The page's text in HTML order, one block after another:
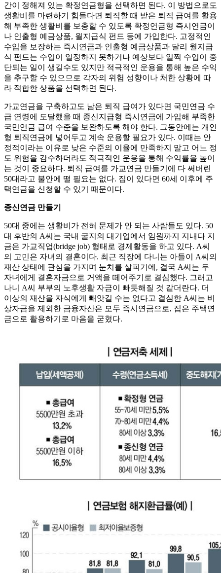
간이 정해져 있는 확정연금형을 선택하면 된다. 이 방법으로도
생활비를 마련하기 힘들다면 퇴직할 때 받은 퇴직 급여를 활용
해 부족한 생활비를 보충할 수 있도록 확정연금형 즉시연금이
나 인출형 예금상품, 월지급식 펀드 등에 가입한다. 고정적인
수입을 보장하는 즉시연금과 인출형 예금상품과 달리 월지급
식 펀드는 수입이 일정하지 못하거나 예상보다 일찍 수입이 중
단되는 일이 생길수도 있지만 적극적인 운용을 통해 높은 수익
을 추구할 수 있으므로 각자의 위험 성향이나 처한 상황에 따
라 적합한 상품을 선택하면 된다.
가교연금을 구축하고도 남은 퇴직 급여가 있다면 국민연금 수
급 연령에 도달했을 때 종신지급형 즉시연금에 가입해 부족한
국민연금 급여 수준을 보완하도록 해야 한다. 그동안에는 개인
형 퇴직연금에 넣어두고 계속 운용할 필요가 있다. 이때는 안
정적이라는 이유로 낮은 수준의 이율에 만족하지 말고 어느 정
도 위험을 감수하더라도 적극적인 운용을 통해 수익률을 높이
는 것이 중요하다. 퇴직 급여를 가교연금 만들기에 다 써버린
50대라고 불안에 떨 필요는 없다. 집이 있다면 60세 이후에 주
택연금을 신청할 수 있기 때문이다.
종신연금 만들기
50대 중에는 생활비가 전혀 문제가 안 되는 사람들도 있다. 50
대 후반의 A씨는 국내 굴지의 대기업에서 임원까지 지내다 지
금은 가교직업(bridge job) 형태로 경제활동을 하고 있다. A씨
의 고민은 자녀의 결혼이다. 최근 직장에 다니는 아들이 A씨의
재산 상태에 관심을 가지며 눈치를 살피기에, 결국 A씨는 두
자녀에게 결혼자금으로 거액을 떼어주기로 결심했다. 그러고
나니 A씨 부부의 노후생활 자금이 빠듯해질 것 같더란다. 더
이상의 재산을 자식에게 빼앗길 수는 없다고 결심한 A씨는 비
상자금을 제외한 금융자산은 모두 즉시연금으로, 집은 주택연
금으로 활용하기로 마음을 굳혔다.